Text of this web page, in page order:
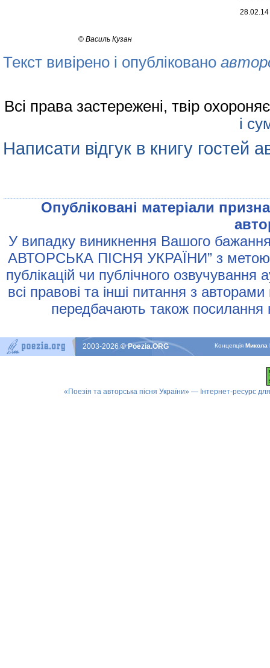
28.02.14
© Василь Кузан
Текст вивірено і опубліковано
Всі права застережені, твір
і
Написати відгук в книгу гостей
Опублiкованi матерiали
У випадку виникнення Вашого
АВТОРСЬКА ПIСНЯ УКРАЇНИ” з метою
публiкацiй чи публiчного
всi правовi та iншi питання з
передбачають також
КонцепцiяМикола
2003-2026© Poezia.ORG
«Поезія та авторська пісня України» — Інтернет-ресурс